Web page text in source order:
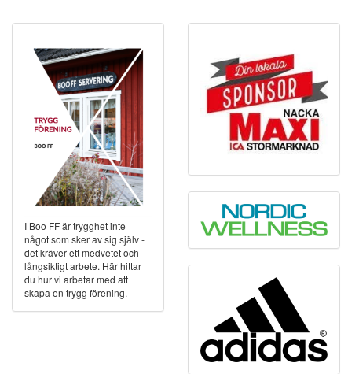
I Boo FF är trygghet inte
något som sker av sig själv -
det kräver ett medvetet och
långsiktigt arbete. Här hittar
du hur vi arbetar med att
skapa en trygg förening.